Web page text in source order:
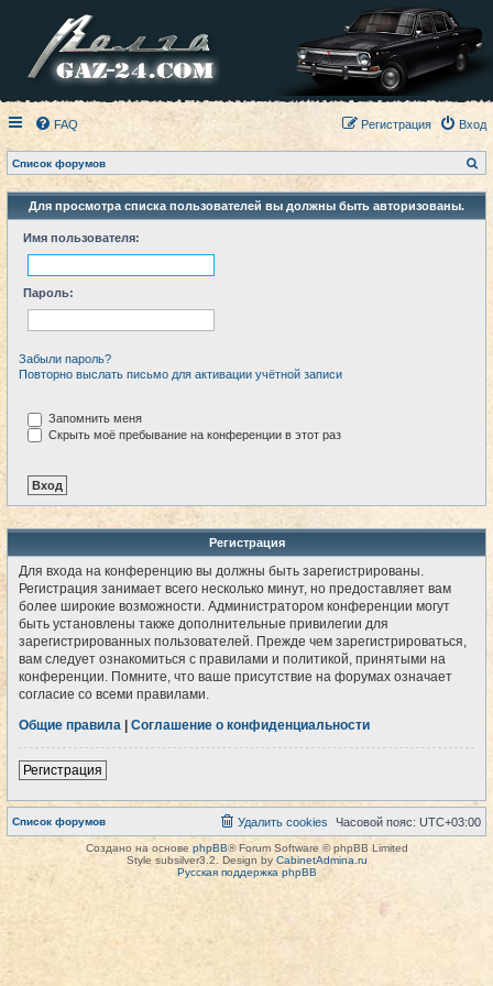
FAQ Вход
Регистрация
Список форумов
о
с
Для просмотра списка пользователей вы должны быть авторизованы.
Имя пользователя:
Пароль:
Забыли пароль?
Повторно выслать письмо для активации учётной записи
Запомнить меня
Скрыть моё пребывание на конференции в этот раз
Регистрация
Для входа на конференцию вы должны быть зарегистрированы.
Регистрация занимает всего несколько минут, но предоставляет вам
более широкие возможности. Администратором конференции могут
быть установлены также дополнительные привилегии для
зарегистрированных пользователей. Прежде чем зарегистрироваться,
вам следует ознакомиться с правилами и политикой, принятыми на
конференции. Помните, что ваше присутствие на форумах означает
согласие со всеми правилами.
Общие правила
Соглашение о конфиденциальности
Регистрация
Список форумов Часовой пояс: UTC+03:00
Удалить cookies
Создано на основе phpBB® Forum Software © phpBB Limited
Style subsilver3.2. Design by CabinetAdmina.ru
Русская поддержка phpBB